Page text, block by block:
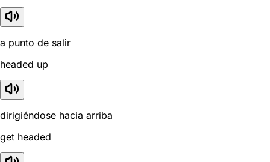
a punto de salir
headed up
dirigiéndose hacia arriba
get headed